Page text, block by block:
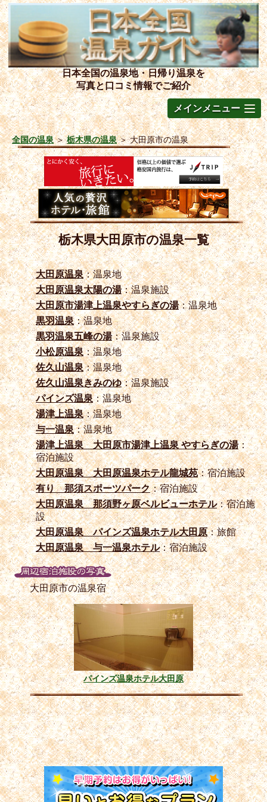
日本全国の温泉地・日帰り温泉を
写真と口コミ情報でご紹介
メインメニュー
全国の温泉＞栃木県の温泉＞大田原市の温泉
栃木県大田原市の温泉一覧
大田原温泉：温泉地
大田原温泉太陽の湯：温泉施設
大田原市湯津上温泉やすらぎの湯：温泉地
黒羽温泉：温泉地
黒羽温泉五峰の湯：温泉施設
小松原温泉：温泉地
佐久山温泉：温泉地
佐久山温泉きみのゆ：温泉施設
パインズ温泉：温泉地
湯津上温泉：温泉地
与一温泉：温泉地
湯津上温泉 大田原市湯津上温泉 やすらぎの湯：
宿泊施設
大田原温泉 大田原温泉ホテル龍城苑：宿泊施設
有り 那須スポーツパーク：宿泊施設
大田原温泉 那須野ヶ原ベルビューホテル：宿泊施
設
大田原温泉 パインズ温泉ホテル大田原：旅館
大田原温泉 与一温泉ホテル：宿泊施設
大田原市の温泉宿
パインズ温泉ホテル大田原